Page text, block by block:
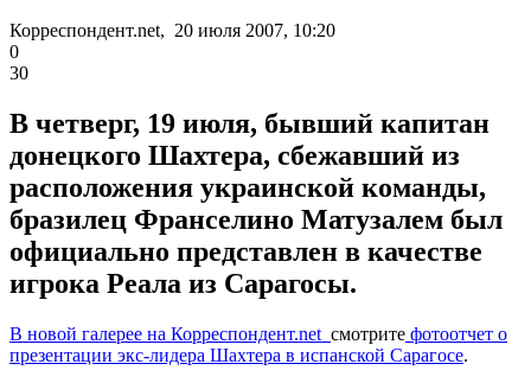
Корреспондент.net, 20 июля 2007, 10:20
0
30
В четверг, 19 июля, бывший капитан
донецкого Шахтера, сбежавший из
расположения украинской команды,
бразилец Франселино Матузалем был
официально представлен в качестве
игрока Реала из Сарагосы.
В новой галерее на Корреспондент.net смотрите фотоотчет о
презентации экс-лидера Шахтера в испанской Сарагосе.